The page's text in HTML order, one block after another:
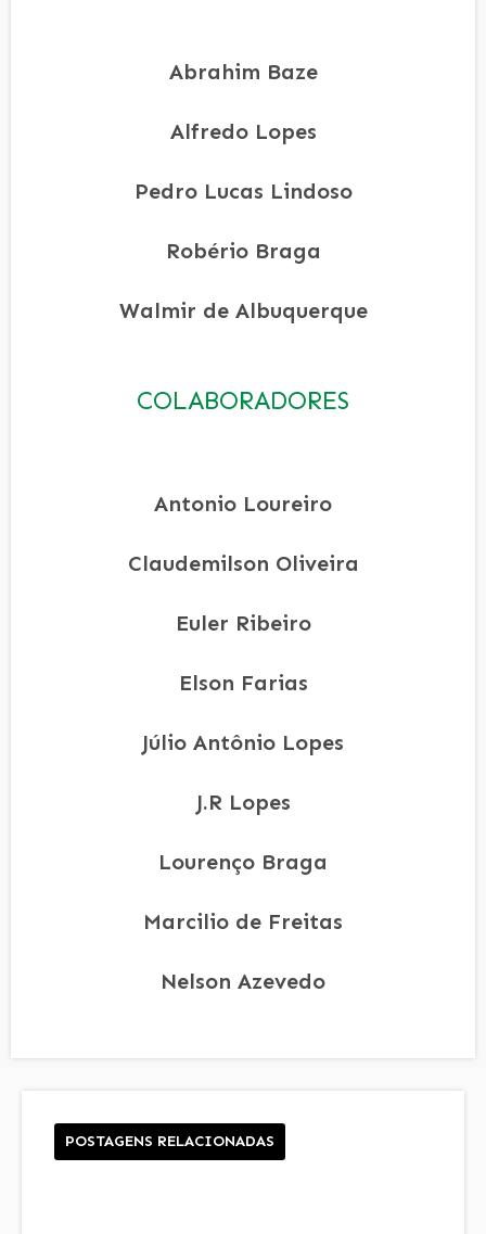
Abrahim Baze
Alfredo Lopes
Pedro Lucas Lindoso
Robério Braga
Walmir de Albuquerque
COLABORADORES
Antonio Loureiro
Claudemilson Oliveira
Euler Ribeiro
Elson Farias
Júlio Antônio Lopes
J.R Lopes
Lourenço Braga
Marcilio de Freitas
Nelson Azevedo
POSTAGENS RELACIONADAS